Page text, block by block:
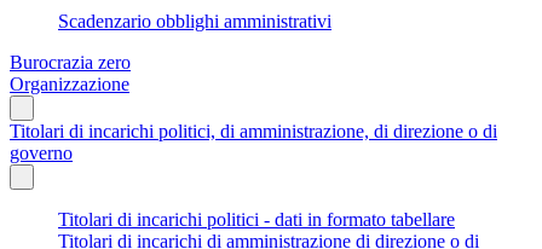
Scadenzario obblighi amministrativi
Burocrazia zero
Organizzazione
Titolari di incarichi politici, di amministrazione, di direzione o di
governo
Titolari di incarichi politici - dati in formato tabellare
Titolari di incarichi di amministrazione di direzione o di